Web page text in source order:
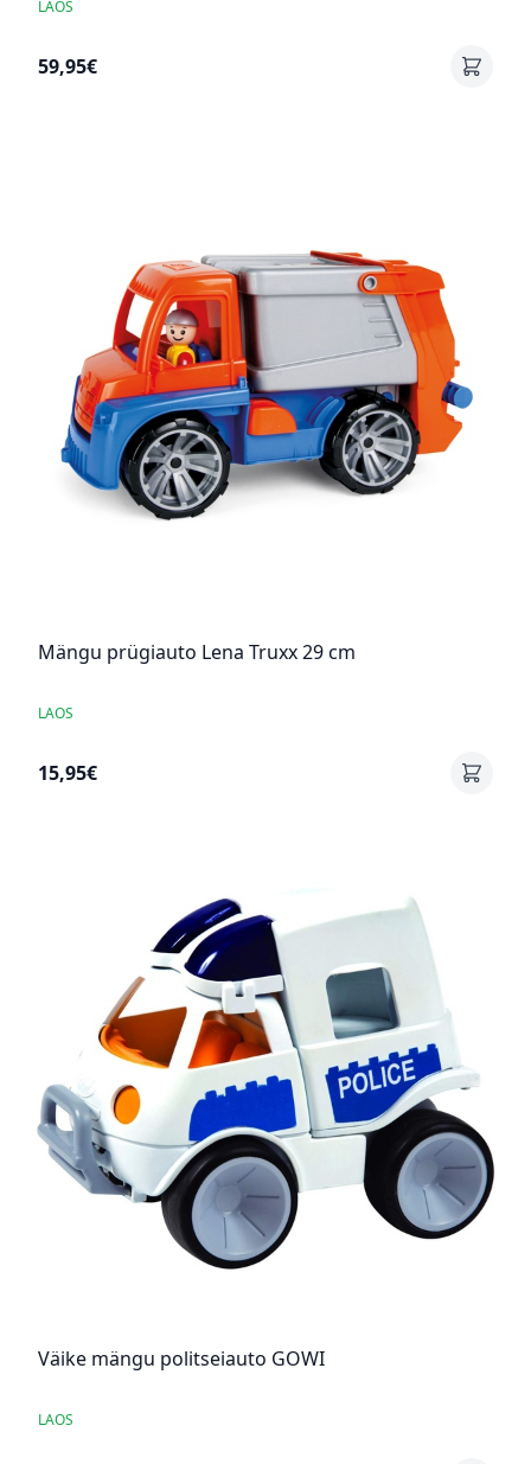
LAOS
59,95€
Mängu prügiauto Lena Truxx 29 cm
LAOS
15,95€
Väike mängu politseiauto GOWI
LAOS